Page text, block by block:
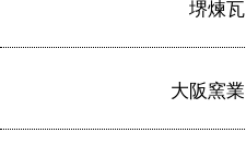
堺煉瓦
大阪窯業